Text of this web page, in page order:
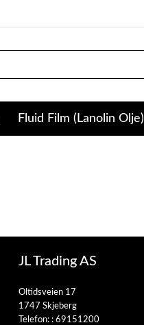
Fluid Film (Lanolin Olje)
JL Trading AS
Oltidsveien 17
1747 Skjeberg
Telefon: : 69151200